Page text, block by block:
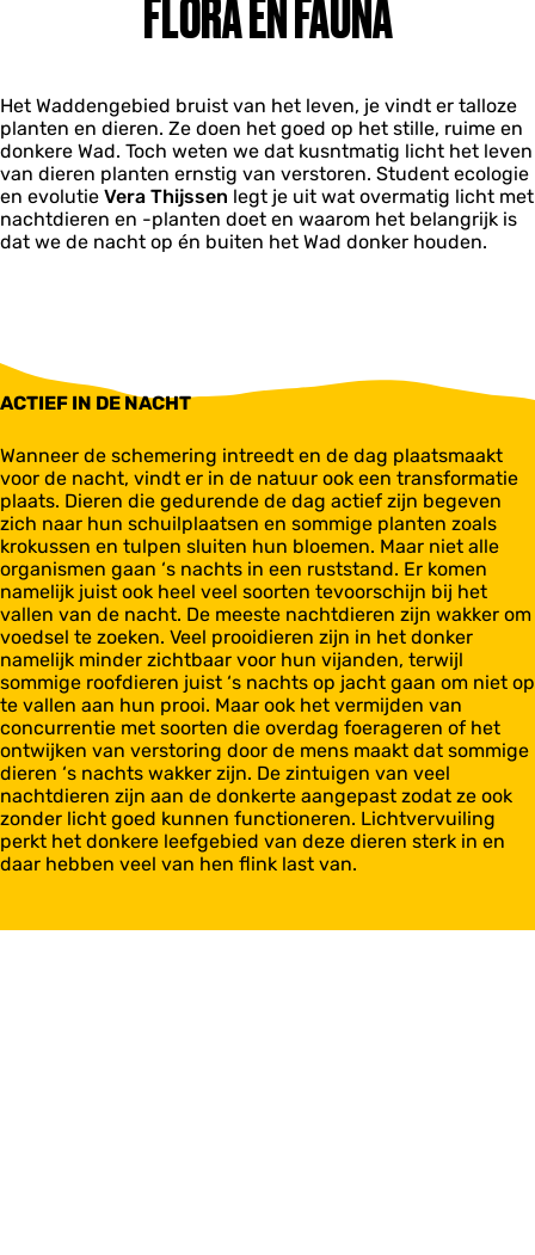
FLORA EN FAUNA
Het Waddengebied bruist van het leven, je vindt er talloze
planten en dieren. Ze doen het goed op het stille, ruime en
donkere Wad. Toch weten we dat kusntmatig licht het leven
van dieren planten ernstig van verstoren. Student ecologie
en evolutie Vera Thijssen legt je uit wat overmatig licht met
nachtdieren en -planten doet en waarom het belangrijk is
dat we de nacht op én buiten het Wad donker houden.
ACTIEF IN DE NACHT
Wanneer de schemering intreedt en de dag plaatsmaakt
voor de nacht, vindt er in de natuur ook een transformatie
plaats. Dieren die gedurende de dag actief zijn begeven
zich naar hun schuilplaatsen en sommige planten zoals
krokussen en tulpen sluiten hun bloemen. Maar niet alle
organismen gaan ‘s nachts in een ruststand. Er komen
namelijk juist ook heel veel soorten tevoorschijn bij het
vallen van de nacht. De meeste nachtdieren zijn wakker om
voedsel te zoeken. Veel prooidieren zijn in het donker
namelijk minder zichtbaar voor hun vijanden, terwijl
sommige roofdieren juist ‘s nachts op jacht gaan om niet op
te vallen aan hun prooi. Maar ook het vermijden van
concurrentie met soorten die overdag foerageren of het
ontwijken van verstoring door de mens maakt dat sommige
dieren ‘s nachts wakker zijn. De zintuigen van veel
nachtdieren zijn aan de donkerte aangepast zodat ze ook
zonder licht goed kunnen functioneren. Lichtvervuiling
perkt het donkere leefgebied van deze dieren sterk in en
daar hebben veel van hen flink last van.